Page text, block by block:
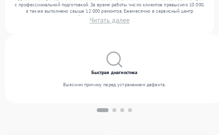
с профессиональной подготовкой. За время работы число клиентов превысило 10 000,
а также выполнено свыше 12 000 ремонтов. Ежемесячно в сервисный центр
поступает от 300 устройств, включая , , . Мы работаем с широким спектром
неисправностей и гарантируем высокое качество обслуживания благодаря
Читать далее
Быстрая диагностика
Выясним причину перед устранением дефекта.